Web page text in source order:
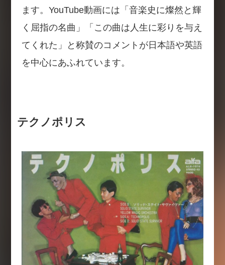
ます。YouTube動画には「音楽史に燦然と輝
く屈指の名曲」「この曲は人生に彩りを与え
てくれた」と称賛のコメントが日本語や英語
を中心にあふれています。
テクノポリス